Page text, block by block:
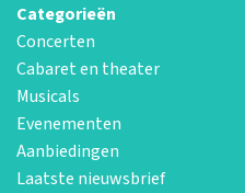
Categorieën
Concerten
Cabaret en theater
Musicals
Evenementen
Aanbiedingen
Laatste nieuwsbrief